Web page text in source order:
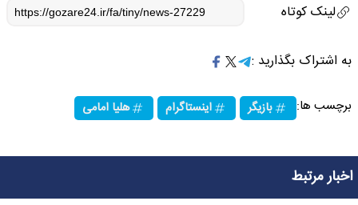
لینک کوتاه
به اشتراک بگذارید :
برچسب ها: بازیگر اینستاگرام هلیا امامی
اخبار مرتبط